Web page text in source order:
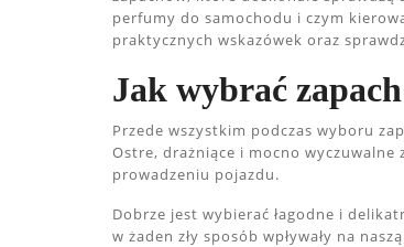
perfumy do samochodu i czym
praktycznych wskazówek oraz
Jak wybrać
Przede wszystkim podczas wyboru
Ostre, drażniące i mocno wyczuwalne
prowadzeniu pojazdu.
Dobrze jest wybierać łagodne i
w żaden zły sposób wpływały na